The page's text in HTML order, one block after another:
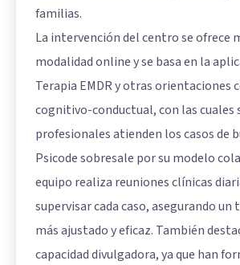
familias.
La intervención del centro se ofrece
modalidad online y se basa en la
Terapia EMDR y otras orientaciones
cognitivo-conductual, con las cuales
profesionales atienden los casos de
Psicode sobresale por su modelo
equipo realiza reuniones clínicas
supervisar cada caso, asegurando
más ajustado y eficaz. También
capacidad divulgadora, ya que han